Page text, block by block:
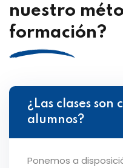
nuestro
formación?
¿Las clases son
alumnos?
Ponemos a